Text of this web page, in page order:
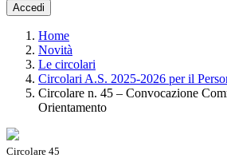
Accedi
Home
Novità
Le circolari
Circolari A.S. 2025-2026 per il
Circolare n. 45 – Convocazione
Orientamento
Circolare 45